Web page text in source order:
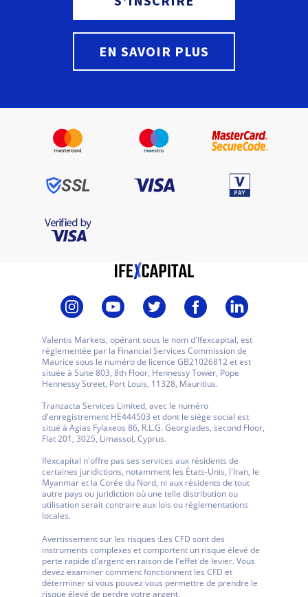
EN SAVOIR PLUS
Valentis Markets, opérant sous le nom d'Ifexcapital, est
réglementée par la Financial Services Commission de
Maurice sous le numéro de licence GB21026812 et est
située à Suite 803, 8th Floor, Hennessy Tower, Pope
Hennessy Street, Port Louis, 11328, Mauritius.
Tranzacta Services Limited, avec le numéro
d'enregistrement HE444503 et dont le siège social est
situé à Agias Fylaxeos 86, R.L.G. Georgiades, second Floor,
Flat 201, 3025, Limassol, Cyprus.
Ifexcapital n'offre pas ses services aux résidents de
certaines juridictions, notamment les États-Unis, l'Iran, le
Myanmar et la Corée du Nord, ni aux résidents de tout
autre pays ou juridiction où une telle distribution ou
utilisation serait contraire aux lois ou réglementations
locales.
Avertissement sur les risques :Les CFD sont des
instruments complexes et comportent un risque élevé de
perte rapide d'argent en raison de l'effet de levier. Vous
devez examiner comment fonctionnent les CFD et
déterminer si vous pouvez vous permettre de prendre le
risque élevé de perdre votre argent.